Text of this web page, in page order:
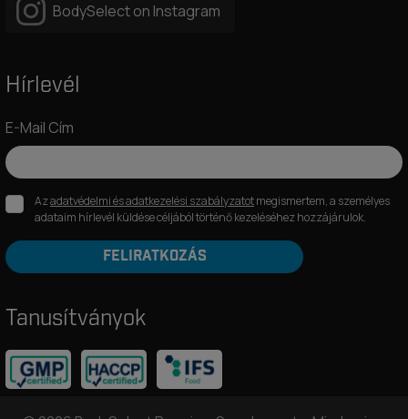
BodySelect on Instagram
Hírlevél
E-Mail Cím
Azadatvédelmi és adatkezelési szabályzatotmegismertem, a személyes
adataim hírlevél küldése céljából történő kezeléséhez hozzájárulok.
FELIRATKOZÁS
Tanusítványok